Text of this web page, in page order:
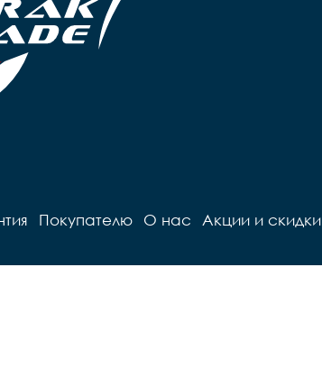
Покупателю О нас Акции и скидки